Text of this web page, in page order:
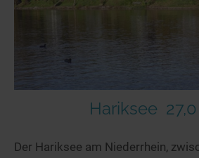
Hariksee
Der Hariksee am Niederrhein,